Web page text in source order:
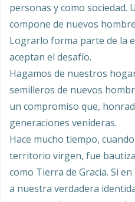
personas y como sociedad.
compone de nuevos
Lograrlo forma parte de la
aceptan el desafío.
Hagamos de nuestros
semilleros de nuevos
un compromiso que,
generaciones venideras.
Hace mucho tiempo,
territorio virgen, fue
como Tierra de Gracia. Si
a nuestra verdadera